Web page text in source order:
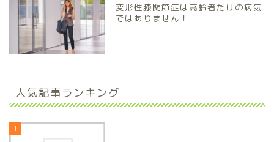
変形性膝関節症は高齢者だけの病気
ではありません！
人気記事ランキング
1